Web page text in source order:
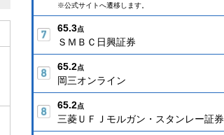
※公式サイトへ遷移します。
65.3点
ＳＭＢＣ日興証券
65.2点
岡三オンライン
65.2点
三菱ＵＦＪモルガン・スタンレー証券